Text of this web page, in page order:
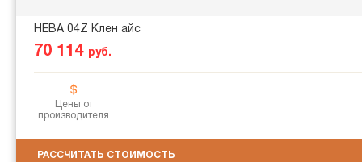
НЕВА 04Z Клен айс
70 114 руб.
Цены от
производителя
РАССЧИТАТЬ СТОИМОСТЬ